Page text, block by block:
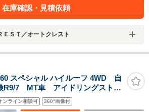
在庫確認・見積依頼
ＳＴ／オートクレスト
スペシャル ハイルーフ 4WD 自
7 MT車 アイドリングストッ
ライドドア ハイルーフ ブラ
ク 全道 対応
ンライン相談可 360°画像付